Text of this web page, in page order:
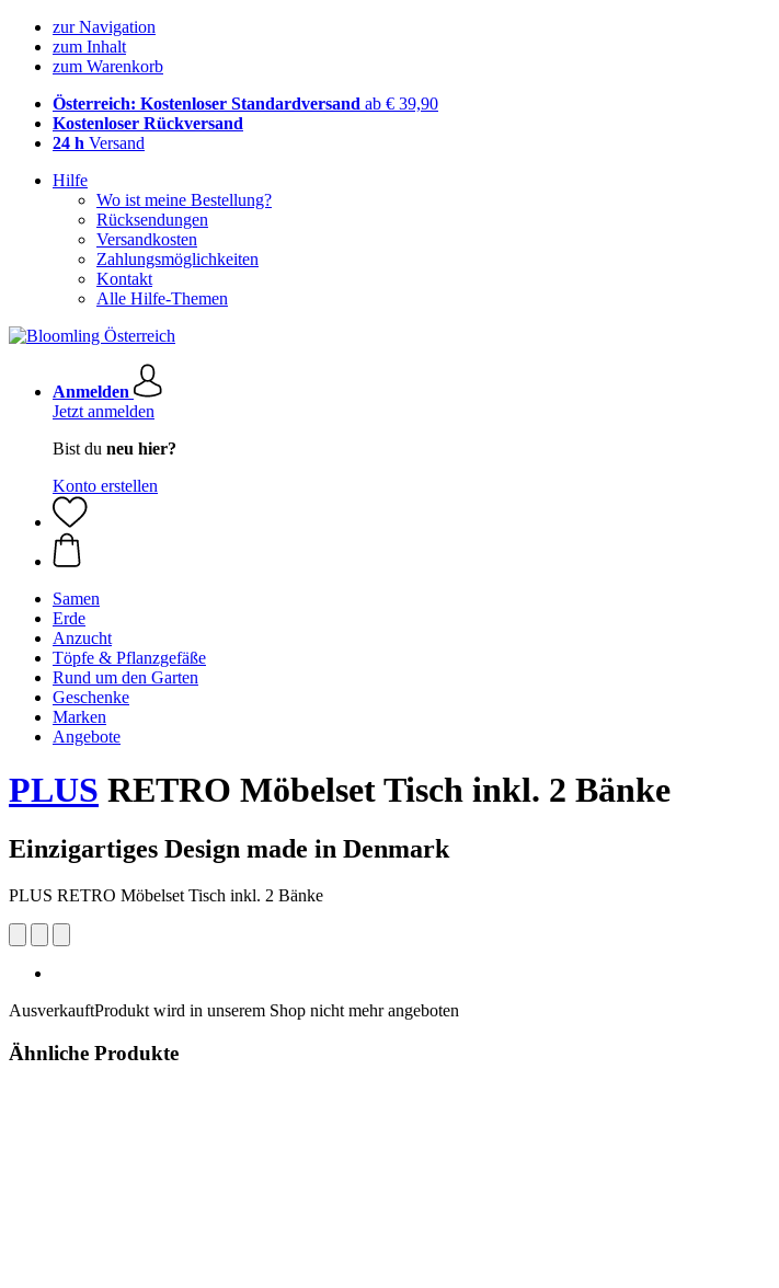
zur Navigation
zum Inhalt
zum Warenkorb
Österreich: Kostenloser Standardversand ab € 39,90
Kostenloser Rückversand
24 h Versand
Hilfe
Wo ist meine Bestellung?
Rücksendungen
Versandkosten
Zahlungsmöglichkeiten
Kontakt
Alle Hilfe-Themen
Anmelden
Jetzt anmelden
Bist du neu hier?
Konto erstellen
Samen
Erde
Anzucht
Töpfe & Pflanzgefäße
Rund um den Garten
Geschenke
Marken
Angebote
PLUS RETRO Möbelset Tisch inkl. 2 Bänke
Einzigartiges Design made in Denmark
PLUS RETRO Möbelset Tisch inkl. 2 Bänke
AusverkauftProdukt wird in unserem Shop nicht mehr angeboten
Ähnliche Produkte